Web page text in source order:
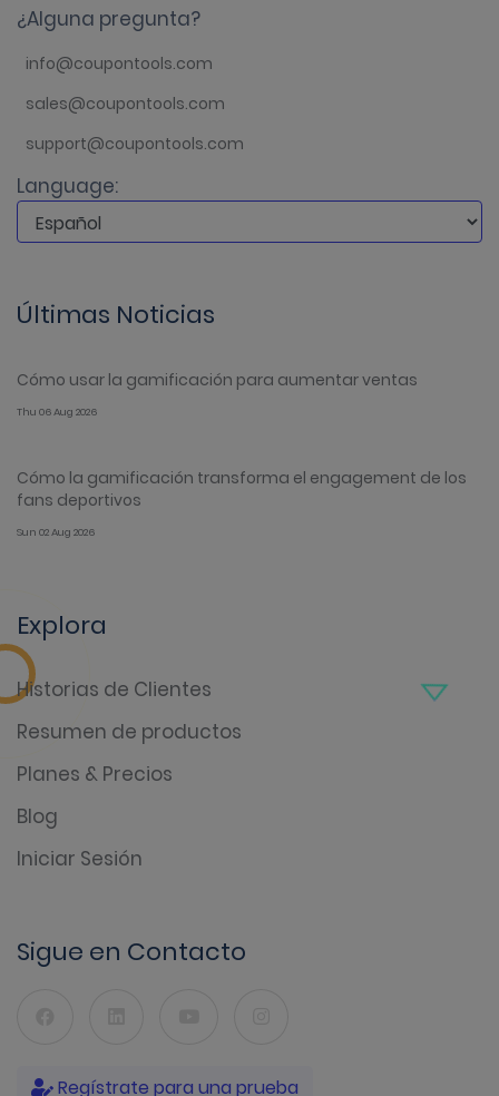
¿Alguna pregunta?
info@coupontools.com
sales@coupontools.com
support@coupontools.com
Language:
Últimas Noticias
Cómo usar la gamificación para aumentar ventas
Thu 06 Aug 2026
Cómo la gamificación transforma el engagement de los
fans deportivos
Sun 02 Aug 2026
Explora
Historias de Clientes
Resumen de productos
Planes & Precios
Blog
Iniciar Sesión
Sigue en Contacto
Regístrate para una prueba